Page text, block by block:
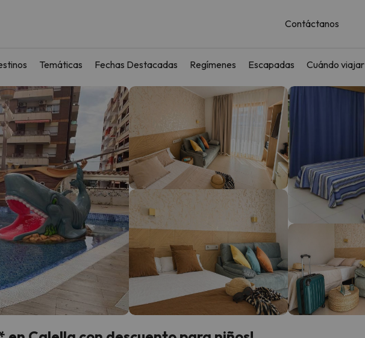
Contáctanos
Temáticas Fechas Destacadas Regímenes Escapadas Cuándo viajar